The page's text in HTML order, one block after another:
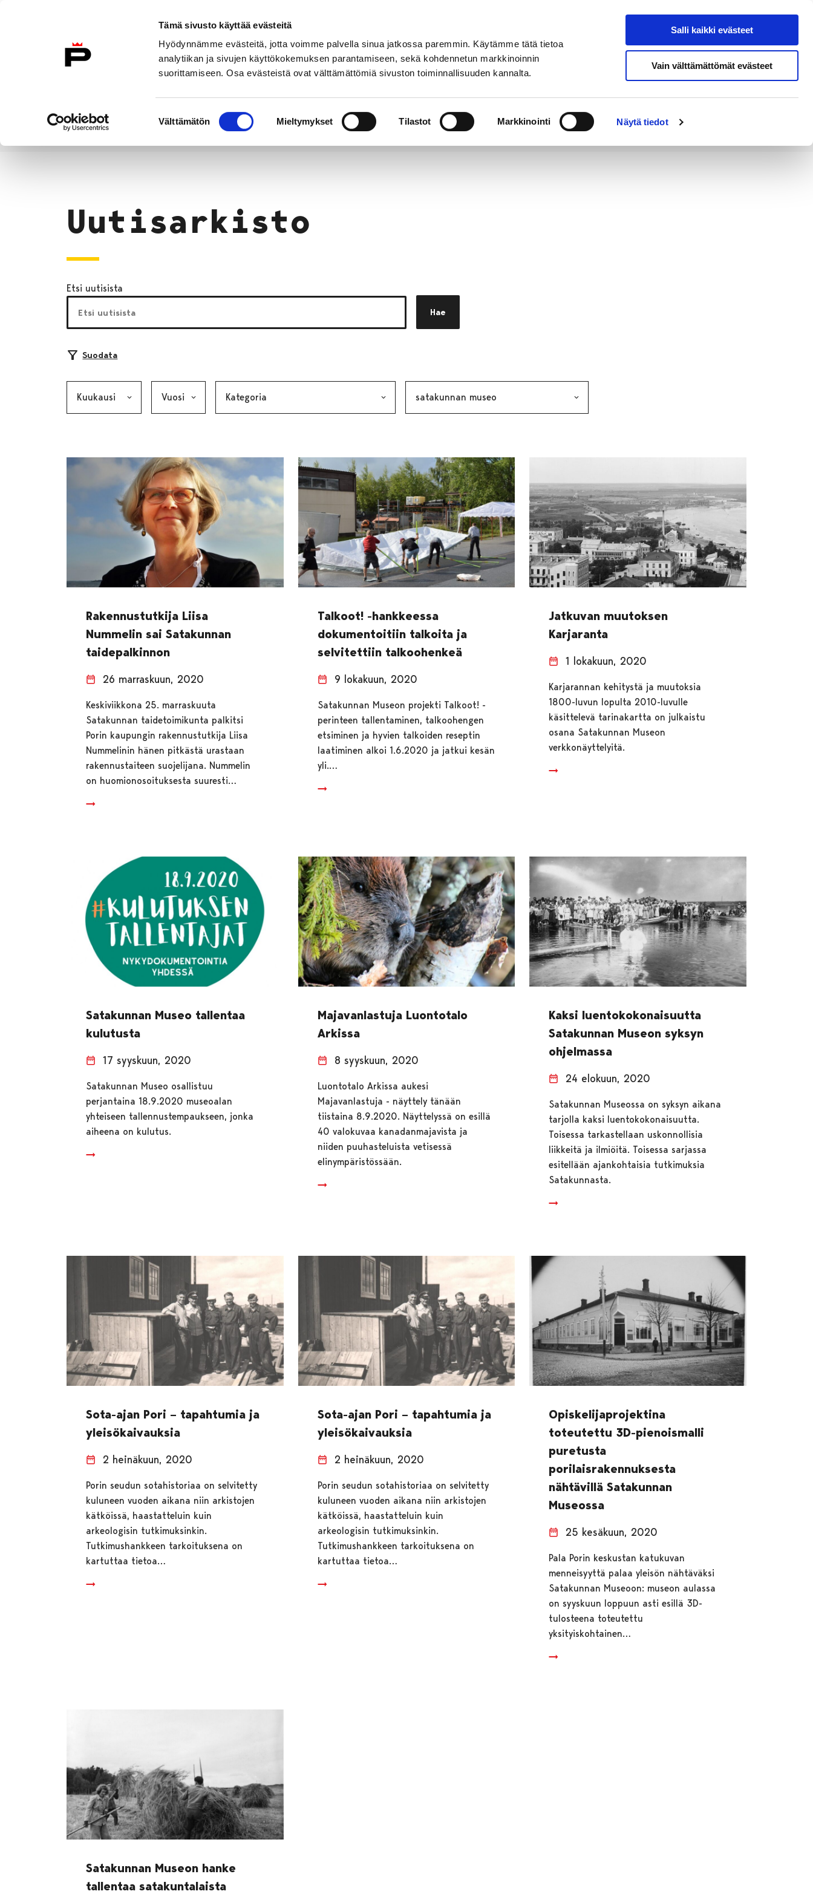
Tämä sivusto käyttää evästeitä
Hyödynnämme evästeitä, jotta voimme palvella sinua jatkossa paremmin. Käytämme tätä tietoa
analytiikan ja sivujen käyttökokemuksen parantamiseen, sekä kohdennetun markkinoinnin
suorittamiseen. Osa evästeistä ovat välttämättömiä sivuston toiminnallisuuden kannalta.
valinta
Välttämätön Mieltymykset Tilastot Markkinointi Näytä tiedot
Salli kaikki evästeet
Vain välttämättömät evästeet
Etusivulle
Hae sivustolta
Etusivu
Uutisarkisto
Etsi uutisista
Hae
Suodata
Rakennustutkija Liisa
Nummelin sai Satakunnan
taidepalkinnon
26 marraskuun, 2020
Keskiviikkona 25. marraskuuta
Satakunnan taidetoimikunta palkitsi
Porin kaupungin rakennustutkija Liisa
Nummelinin hänen pitkästä urastaan
rakennustaiteen suojelijana. Nummelin
on huomionosoituksesta suuresti…
Talkoot! -hankkeessa
dokumentoitiin talkoita ja
selvitettiin talkoohenkeä
9 lokakuun, 2020
Satakunnan Museon projekti Talkoot! -
perinteen tallentaminen, talkoohengen
etsiminen ja hyvien talkoiden reseptin
laatiminen alkoi 1.6.2020 ja jatkui kesän
yli.…
Jatkuvan muutoksen
Karjaranta
1 lokakuun, 2020
Karjarannan kehitystä ja muutoksia
1800-luvun lopulta 2010-luvulle
käsittelevä tarinakartta on julkaistu
osana Satakunnan Museon
verkkonäyttelyitä.
Satakunnan Museo tallentaa
kulutusta
17 syyskuun, 2020
Satakunnan Museo osallistuu
perjantaina 18.9.2020 museoalan
yhteiseen tallennustempaukseen, jonka
aiheena on kulutus.
Majavanlastuja Luontotalo
Arkissa
8 syyskuun, 2020
Luontotalo Arkissa aukesi
Majavanlastuja - näyttely tänään
tiistaina 8.9.2020. Näyttelyssä on esillä
40 valokuvaa kanadanmajavista ja
niiden puuhasteluista vetisessä
elinympäristössään.
Kaksi luentokokonaisuutta
Satakunnan Museon syksyn
ohjelmassa
24 elokuun, 2020
Satakunnan Museossa on syksyn aikana
tarjolla kaksi luentokokonaisuutta.
Toisessa tarkastellaan uskonnollisia
liikkeitä ja ilmiöitä. Toisessa sarjassa
esitellään ajankohtaisia tutkimuksia
Satakunnasta.
Sota-ajan Pori – tapahtumia ja
yleisökaivauksia
2 heinäkuun, 2020
Porin seudun sotahistoriaa on selvitetty
kuluneen vuoden aikana niin arkistojen
kätköissä, haastatteluin kuin
arkeologisin tutkimuksinkin.
Tutkimushankkeen tarkoituksena on
kartuttaa tietoa…
Sota-ajan Pori – tapahtumia ja
yleisökaivauksia
2 heinäkuun, 2020
Porin seudun sotahistoriaa on selvitetty
kuluneen vuoden aikana niin arkistojen
kätköissä, haastatteluin kuin
arkeologisin tutkimuksinkin.
Tutkimushankkeen tarkoituksena on
kartuttaa tietoa…
Opiskelijaprojektina
toteutettu 3D-pienoismalli
puretusta
porilaisrakennuksesta
nähtävillä Satakunnan
Museossa
25 kesäkuun, 2020
Pala Porin keskustan katukuvan
menneisyyttä palaa yleisön nähtäväksi
Satakunnan Museoon: museon aulassa
on syyskuun loppuun asti esillä 3D-
tulosteena toteutettu
yksityiskohtainen…
Satakunnan Museon hanke
tallentaa satakuntalaista